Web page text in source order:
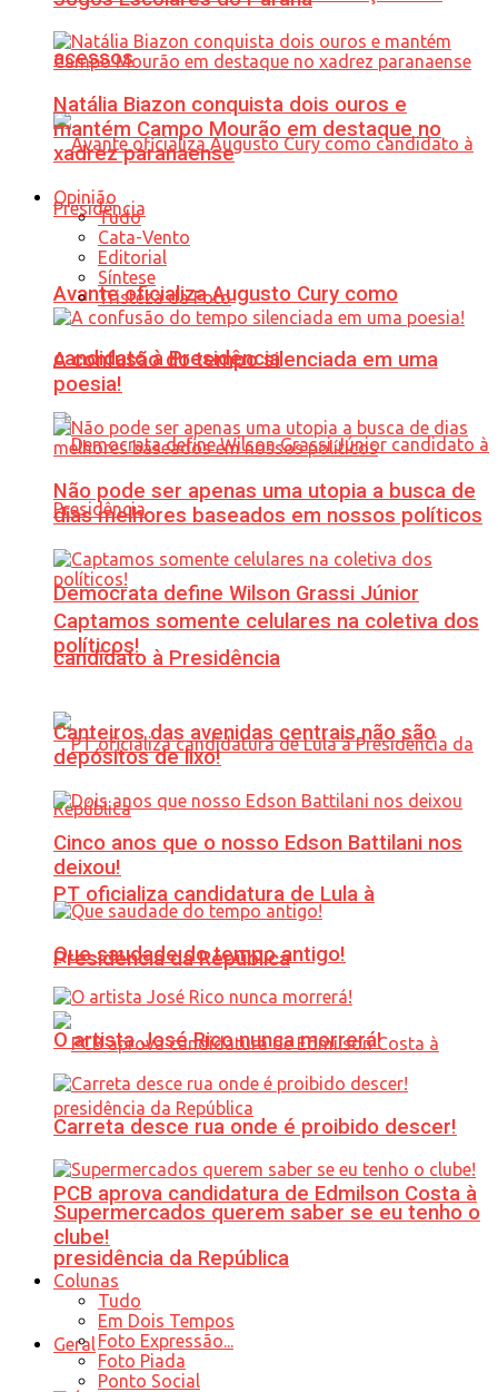
acessos
Avante oficializa Augusto Cury como
candidato à Presidência
Democrata define Wilson Grassi Júnior
candidato à Presidência
PT oficializa candidatura de Lula à
Presidência da República
PCB aprova candidatura de Edmilson Costa à
presidência da República
Geral
Natália Biazon conquista dois ouros e
mantém Campo Mourão em destaque no
xadrez paranaense
Opinião
Tudo
Cata-Vento
Editorial
Síntese
Tristeza da Foto
A confusão do tempo silenciada em uma
poesia!
Não pode ser apenas uma utopia a busca de
dias melhores baseados em nossos políticos
Captamos somente celulares na coletiva dos
políticos!
Canteiros das avenidas centrais não são
depósitos de lixo!
Cinco anos que o nosso Edson Battilani nos
deixou!
Que saudade do tempo antigo!
O artista José Rico nunca morrerá!
Carreta desce rua onde é proibido descer!
Supermercados querem saber se eu tenho o
clube!
Colunas
Tudo
Em Dois Tempos
Foto Expressão...
Foto Piada
Ponto Social